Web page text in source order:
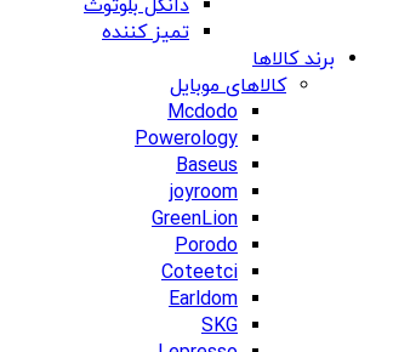
دانگل بلوتوث
تمیز کننده
برند کالاها
کالاهای موبایل
Mcdodo
Powerology
Baseus
joyroom
GreenLion
Porodo
Coteetci
Earldom
SKG